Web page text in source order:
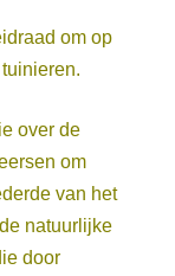
om op
over de
om
van het
natuurlijke
door